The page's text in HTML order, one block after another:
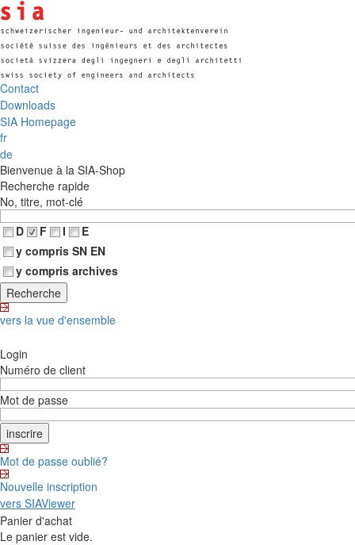
Contact
Downloads
SIA Homepage
fr
de
Bienvenue à la SIA-Shop
Recherche rapide
No, titre, mot-clé
D
F I
E
y compris SN EN
y compris archives
vers la vue d'ensemble
Login
Numéro de client
Mot de passe
Mot de passe oublié?
Nouvelle inscription
vers SIAViewer
Panier d'achat
Le panier est vide.